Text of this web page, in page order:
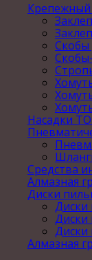
Крепежный
Скобы
Насадки
Средства
Алмазная
Диски
Диски
Диски
Алмазная